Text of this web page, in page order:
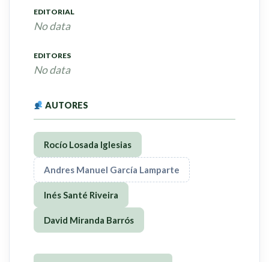
EDITORIAL
No data
EDITORES
No data
AUTORES
Rocío Losada Iglesias
Andres Manuel García Lamparte
Inés Santé Riveira
David Miranda Barrós